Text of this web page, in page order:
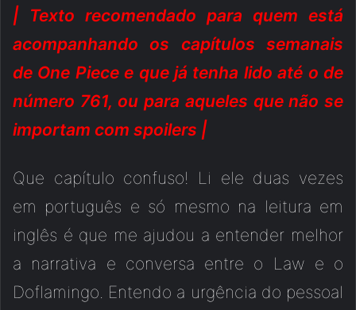
| Texto recomendado para quem está
acompanhando os capítulos semanais
de One Piece e que já tenha lido até o de
número 761, ou para aqueles que não se
importam com spoilers |
Que capítulo confuso! Li ele duas vezes
em português e só mesmo na leitura em
inglês é que me ajudou a entender melhor
a narrativa e conversa entre o Law e o
Doflamingo. Entendo a urgência do pessoal